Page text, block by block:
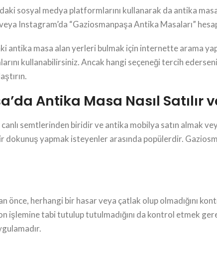
sosyal medya platformlarını kullanarak da antika
Instagram’da “Gaziosmanpaşa Antika Masaları”
antika masa alan yerleri bulmak için internette arama
kullanabilirsiniz. Ancak hangi seçeneği tercih
Antika Masa Nasıl Satılır
canlı semtlerinden biridir ve antika mobilya satın almak
dokunuş yapmak isteyenler arasında popülerdir.
önce, herhangi bir hasar veya çatlak olup olmadığını
işlemine tabi tutulup tutulmadığını da kontrol etmek